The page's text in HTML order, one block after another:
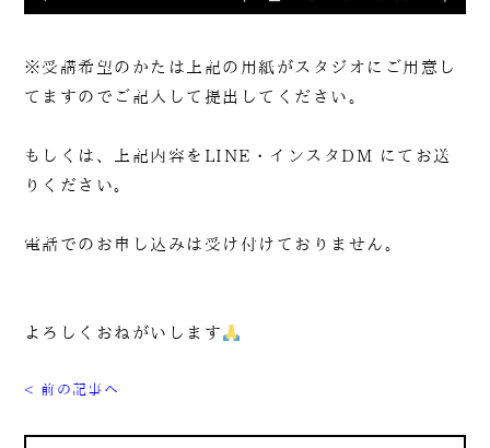
※受講希望のかたは上記の用紙がスタジオにご用意し
てますのでご記入して提出してください。
もしくは、上記内容をLINE・インスタDM にてお送
りください。
電話でのお申し込みは受け付けておりません。
よろしくおねがいします
< 前の記事へ